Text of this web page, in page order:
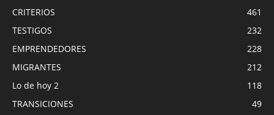
CRITERIOS
461
TESTIGOS
232
EMPRENDEDORES
228
MIGRANTES
212
Lo de hoy 2
118
TRANSICIONES
49